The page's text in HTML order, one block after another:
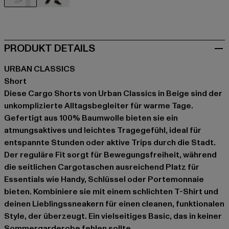
PRODUKT DETAILS
URBAN CLASSICS
Short
Diese Cargo Shorts von Urban Classics in Beige sind der
unkomplizierte Alltagsbegleiter für warme Tage.
Gefertigt aus 100% Baumwolle bieten sie ein
atmungsaktives und leichtes Tragegefühl, ideal für
entspannte Stunden oder aktive Trips durch die Stadt.
Der reguläre Fit sorgt für Bewegungsfreiheit, während
die seitlichen Cargotaschen ausreichend Platz für
Essentials wie Handy, Schlüssel oder Portemonnaie
bieten. Kombiniere sie mit einem schlichten T-Shirt und
deinen Lieblingssneakern für einen cleanen, funktionalen
Style, der überzeugt. Ein vielseitiges Basic, das in keiner